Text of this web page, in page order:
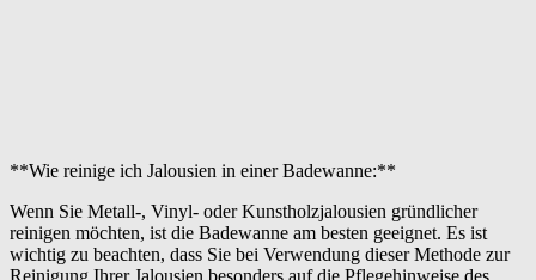
**Wie reinige ich Jalousien in einer Badewanne:**
Wenn Sie Metall-, Vinyl- oder Kunstholzjalousien gründlicher
reinigen möchten, ist die Badewanne am besten geeignet. Es ist
wichtig zu beachten, dass Sie bei Verwendung dieser Methode zur